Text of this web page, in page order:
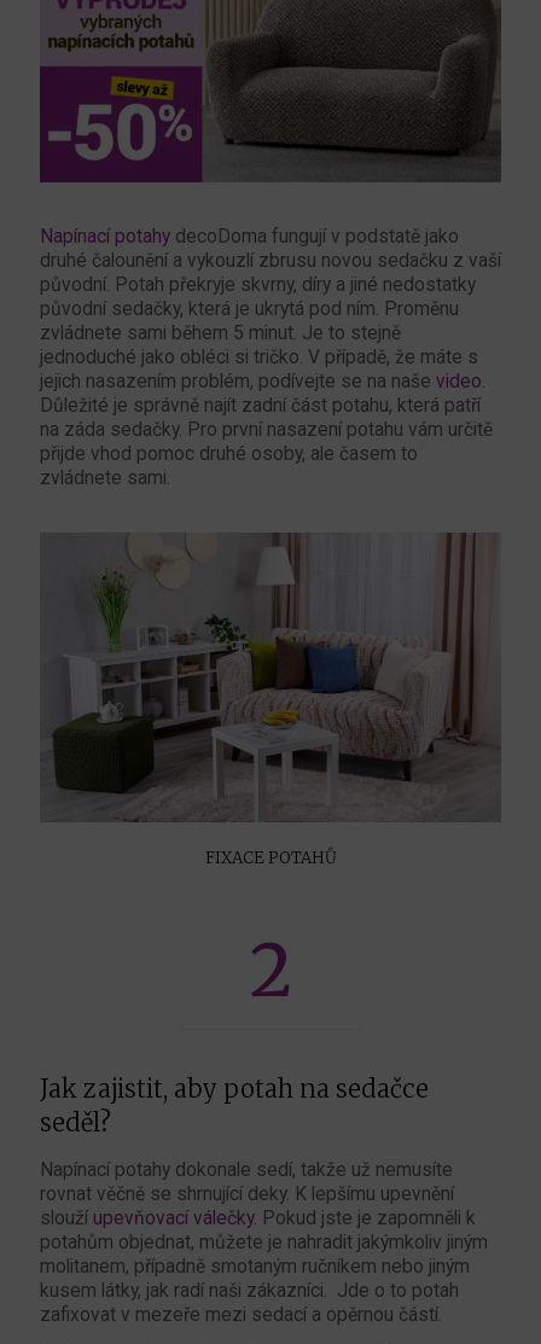
Napínací potahy decoDoma fungují v podstatě jako
druhé čalounění a vykouzlí zbrusu novou sedačku z vaší
původní. Potah překryje skvrny, díry a jiné nedostatky
původní sedačky, která je ukrytá pod ním. Proměnu
zvládnete sami během 5 minut. Je to stejně
jednoduché jako obléci si tričko. V případě, že máte s
jejich nasazením problém, podívejte se na naše video.
Důležité je správně najít zadní část potahu, která patří
na záda sedačky. Pro první nasazení potahu vám určitě
přijde vhod pomoc druhé osoby, ale časem to
zvládnete sami.
FIXACE POTAHŮ
2
Jak zajistit, aby potah na sedačce
seděl?
Napínací potahy dokonale sedí, takže už nemusíte
rovnat věčně se shrnující deky. K lepšímu upevnění
slouží upevňovací válečky. Pokud jste je zapomněli k
potahům objednat, můžete je nahradit jakýmkoliv jiným
molitanem, případně smotaným ručníkem nebo jiným
kusem látky, jak radí naši zákazníci. Jde o to potah
zafixovat v mezeře mezi sedací a opěrnou částí.